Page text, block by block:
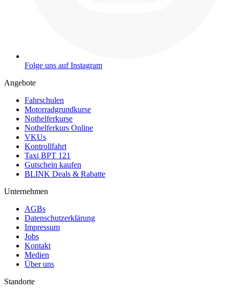
Folge uns auf Instagram
Angebote
Fahrschulen
Motorradgrundkurse
Nothelferkurse
Nothelferkurs Online
VKUs
Kontrollfahrt
Taxi BPT 121
Gutschein kaufen
BLINK Deals & Rabatte
Unternehmen
AGBs
Datenschutzerklärung
Impressum
Jobs
Kontakt
Medien
Über uns
Standorte